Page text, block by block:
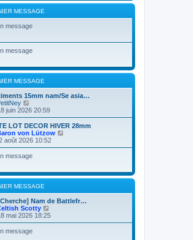
m
e
s
s
g
e
e
a
g
s
l
e
r
i
e
e
s
s
g
MESSAGE
message
message
MESSAGE
15mm nam/Se asia…
o
n
s
u
l
r
e
d
e
r
n
i
e
r
m
juin 2026 20:59
LOT DECOR HIVER 28mm
von Lützow
n
t
e
r
août 2026 10:52
message
MESSAGE
Nam de Battlefr…
Scotty
o
n
mai 2026 18:25
message